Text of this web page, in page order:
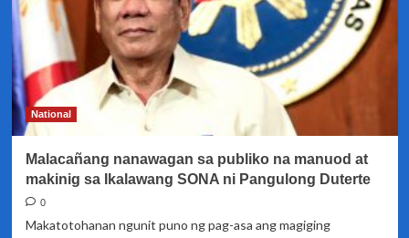
National
Malacañang nanawagan sa publiko na manuod at
makinig sa Ikalawang SONA ni Pangulong Duterte
0
Makatotohanan ngunit puno ng pag-asa ang magiging